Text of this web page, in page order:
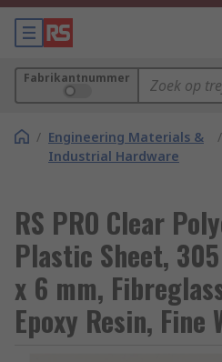
Fabrikantnummer
/ Engineering Materials &
Industrial Hardware
/
RS PRO Clear
Plastic Sheet,
x 6 mm,
Epoxy Resin, Fine